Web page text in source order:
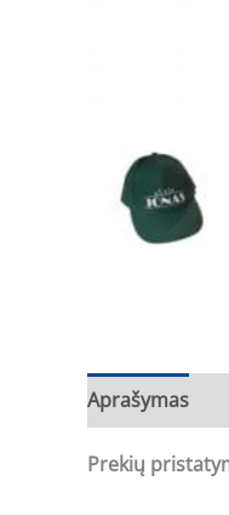
Aprašymas
Prekių